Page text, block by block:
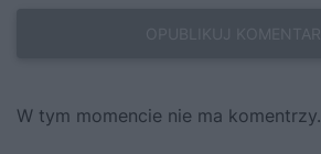
W tym momencie nie ma komentrzy.